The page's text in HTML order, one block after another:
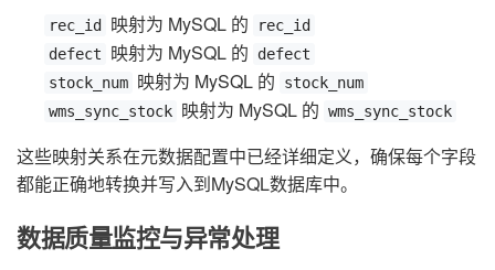
rec_id 映射为 MySQL 的
rec_id
defect
映射为 MySQL 的
defect
stock_num 映射为 MySQL 的
stock_num
wms_sync_stock 映射为 MySQL 的 wms_sync_stock
这些映射关系在元数据配置中已经详细定义，确保每个字段
都能正确地转换并写入到MySQL数据库中。
数据质量监控与异常处理